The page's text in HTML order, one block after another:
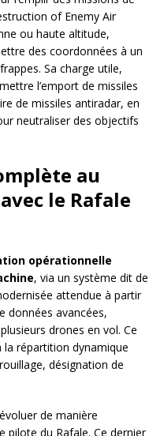
of Enemy Air
ou haute altitude,
des coordonnées à un
Sa charge utile,
l’emport de missiles
de missiles antiradar, en
neutraliser des objectifs
au
le Rafale
opérationnelle
, via un système dit de
attendue à partir
données avancées,
drones en vol. Ce
répartition dynamique
désignation de
de manière
pilote du Rafale. Ce dernier